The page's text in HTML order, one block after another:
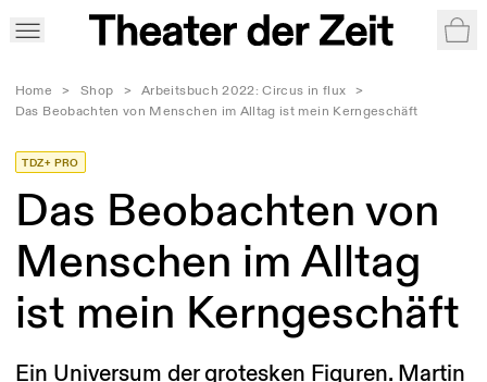
Home > Shop > Arbeitsbuch 2022: Circus in flux
>
Das Beobachten von Menschen im Alltag ist mein Kerngeschäft
TDZ+ PRO
Das Beobachten von
Menschen im Alltag
ist mein Kerngeschäft
Ein Universum der grotesken Figuren. Martin